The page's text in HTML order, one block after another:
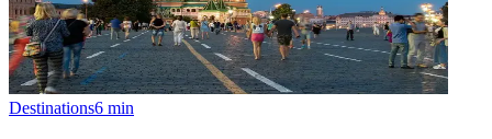
Destinations6 min